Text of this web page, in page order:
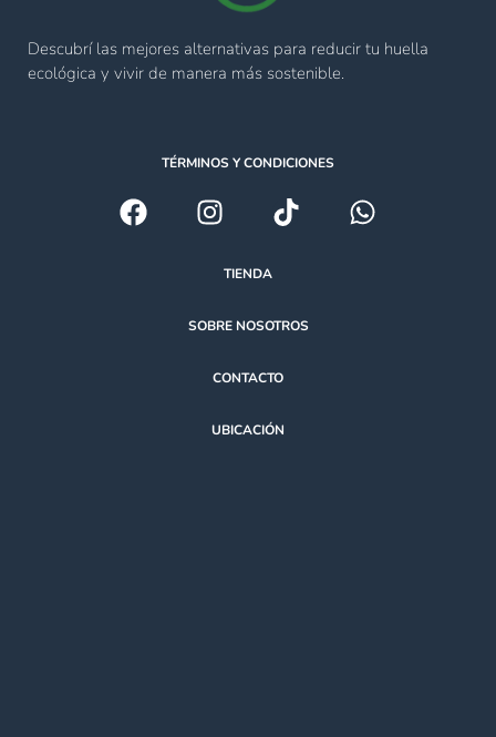
Descubrí las mejores alternativas para reducir tu huella
ecológica y vivir de manera más sostenible.
TÉRMINOS Y CONDICIONES
TIENDA
SOBRE NOSOTROS
CONTACTO
UBICACIÓN